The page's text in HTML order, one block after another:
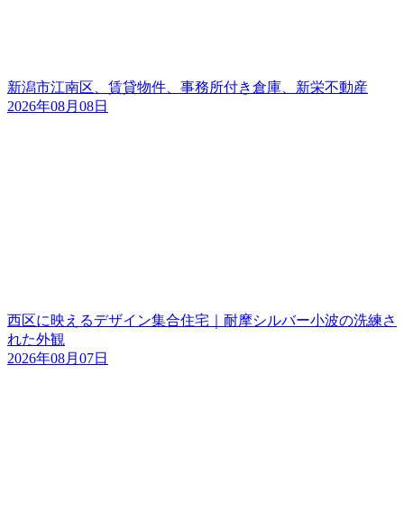
新潟市江南区、賃貸物件、事務所付き倉庫、新栄不動産
2026年08月08日
西区に映えるデザイン集合住宅｜耐摩シルバー小波の洗練さ
れた外観
2026年08月07日